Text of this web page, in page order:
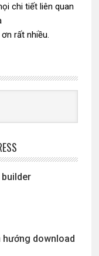
chi tiết liên quan
rất nhiều.
builder
download